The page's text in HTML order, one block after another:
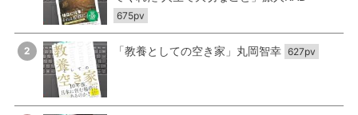
675pv
2 「教養としての空き家」丸岡智幸 627pv